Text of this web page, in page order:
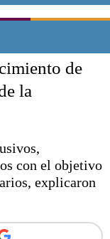
de
la
con el objetivo
explicaron